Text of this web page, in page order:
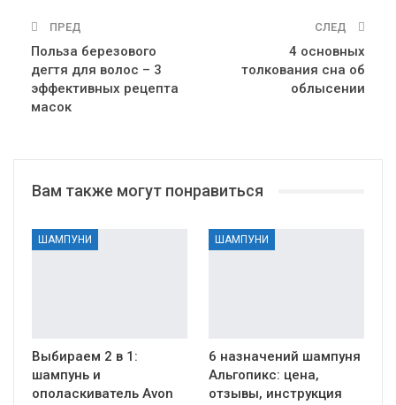
ПРЕД
Польза березового
дегтя для волос – 3
эффективных рецепта
масок
СЛЕД
4 основных
толкования сна об
облысении
Вам также могут понравиться
ШАМПУНИ
Выбираем 2 в 1:
шампунь и
ополаскиватель Avon
ШАМПУНИ
6 назначений шампуня
Альгопикс: цена,
отзывы, инструкция